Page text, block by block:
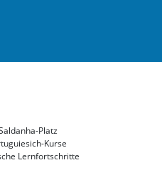
Platz
Kurse
Lernfortschritte